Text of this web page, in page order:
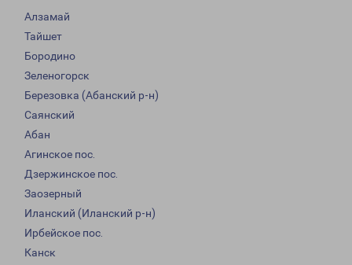
Алзамай
Тайшет
Бородино
Зеленогорск
Березовка (Абанский р-н)
Саянский
Абан
Агинское пос.
Дзержинское пос.
Заозерный
Иланский (Иланский р-н)
Ирбейское пос.
Канск